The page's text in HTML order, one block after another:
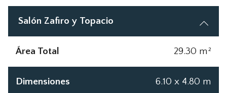
Salón Zafiro y Topacio
Área Total 29.30 m²
Dimensiones 6.10 x 4.80 m